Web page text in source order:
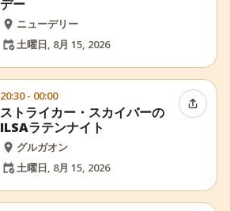
デー
ニューデリー
土曜日, 8月 15, 2026
20:30 - 00:00
ストライカー・スカイバーの
ILSAラテンナイト
グルガオン
土曜日, 8月 15, 2026
イベン